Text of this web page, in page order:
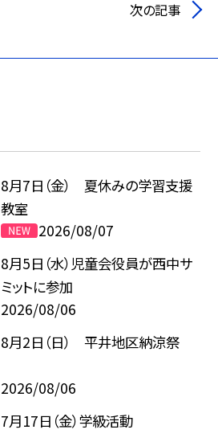
次の記事
8月7日（金） 夏休みの学習支援
教室
2026/08/07
8月5日（水）児童会役員が西中サ
ミットに参加
2026/08/06
8月2日（日） 平井地区納涼祭
2026/08/06
7月17日（金）学級活動